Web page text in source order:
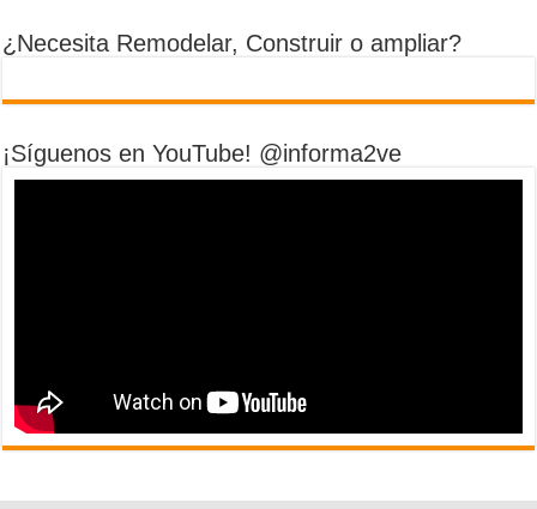
¿Necesita Remodelar, Construir o ampliar?
¡Síguenos en YouTube! @informa2ve